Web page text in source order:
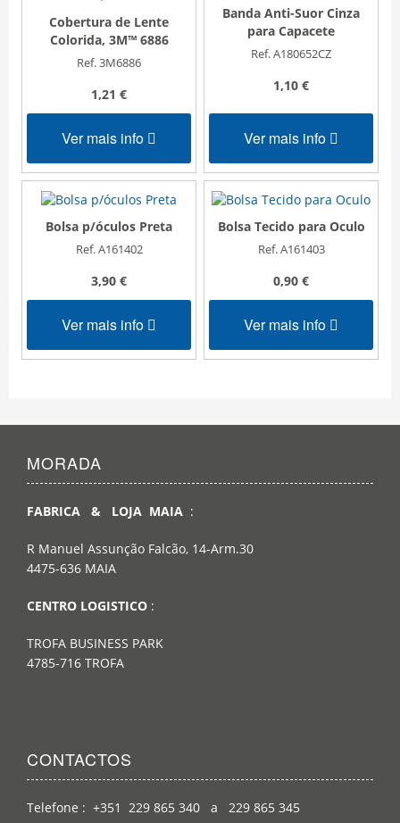
Cobertura de Lente
Colorida, 3M™ 6886
Ref. 3M6886
1,21 €
Ver mais info
Banda Anti-Suor Cinza
para Capacete
Ref. A180652CZ
1,10 €
Ver mais info
Bolsa p/óculos Preta
Ref. A161402
3,90 €
Ver mais info
Bolsa Tecido para Oculo
Ref. A161403
0,90 €
Ver mais info
MORADA
FABRICA & LOJA MAIA :
R Manuel Assunção Falcão, 14-Arm.30
4475-636 MAIA
CENTRO LOGISTICO :
TROFA BUSINESS PARK
4785-716 TROFA
CONTACTOS
Telefone : +351 229 865 340 a 229 865 345